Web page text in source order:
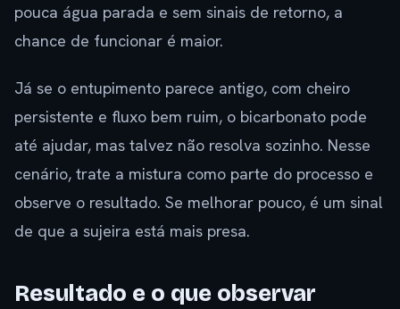
pouca água parada e sem sinais de retorno, a
chance de funcionar é maior.
Já se o entupimento parece antigo, com cheiro
persistente e fluxo bem ruim, o bicarbonato pode
até ajudar, mas talvez não resolva sozinho. Nesse
cenário, trate a mistura como parte do processo e
observe o resultado. Se melhorar pouco, é um sinal
de que a sujeira está mais presa.
Resultado e o que observar